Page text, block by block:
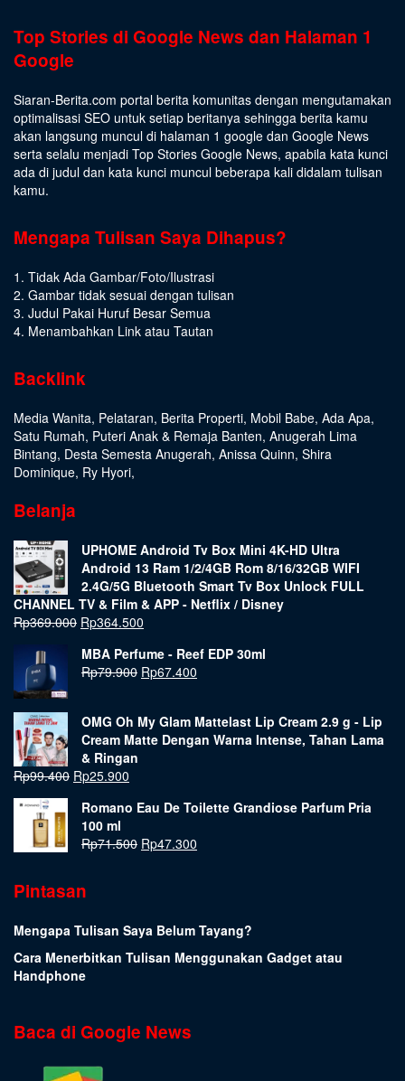
Top Stories di Google News dan Halaman 1
Google
Siaran-Berita.com portal berita komunitas dengan mengutamakan
optimalisasi SEO untuk setiap beritanya sehingga berita kamu
akan langsung muncul di halaman 1 google dan Google News
serta selalu menjadi Top Stories Google News, apabila kata kunci
ada di judul dan kata kunci muncul beberapa kali didalam tulisan
kamu.
Mengapa Tulisan Saya Dihapus?
1. Tidak Ada Gambar/Foto/Ilustrasi
2. Gambar tidak sesuai dengan tulisan
3. Judul Pakai Huruf Besar Semua
4. Menambahkan Link atau Tautan
Backlink
Media Wanita, Pelataran, Berita Properti, Mobil Babe, Ada Apa,
Satu Rumah, Puteri Anak & Remaja Banten, Anugerah Lima
Bintang, Desta Semesta Anugerah, Anissa Quinn, Shira
Dominique, Ry Hyori,
Belanja
UPHOME Android Tv Box Mini 4K-HD Ultra
Android 13 Ram 1/2/4GB Rom 8/16/32GB WIFI
2.4G/5G Bluetooth Smart Tv Box Unlock FULL
CHANNEL TV & Film & APP - Netflix / Disney
Rp369.000 Rp364.500
MBA Perfume - Reef EDP 30ml
Rp79.900 Rp67.400
OMG Oh My Glam Mattelast Lip Cream 2.9 g - Lip
Cream Matte Dengan Warna Intense, Tahan Lama
& Ringan
Rp99.400 Rp25.900
Romano Eau De Toilette Grandiose Parfum Pria
100 ml
Rp71.500 Rp47.300
Pintasan
Mengapa Tulisan Saya Belum Tayang?
Cara Menerbitkan Tulisan Menggunakan Gadget atau
Handphone
Baca di Google News